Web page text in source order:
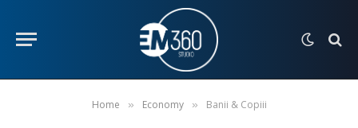
Home » Economy » Banii & Copiii